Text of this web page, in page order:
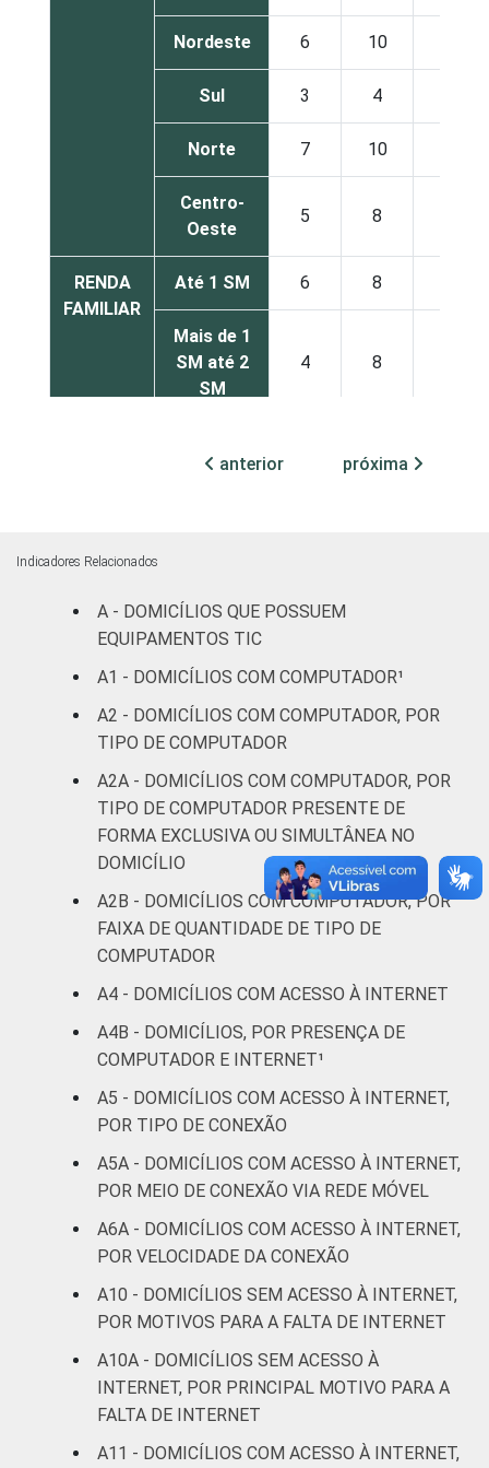
Nordeste 6 10
Sul 3 4
Norte 7 10
Centro-
Oeste
5 8
RENDA
FAMILIAR
Até 1 SM 6 8
Mais de 1
SM até 2
SM
4 8
SM até 3
6
SM
SM até 10
SM
3 4
SM
1 3 6
Não tem
1 6 7
Não sabe 4 4
respondeu
2 2 5
CLASSE
A 0
B 2 4 4
C 4 7 5
DE
do Ponto BR. (2025). Pesquisa sobre o uso
das tecnologias de informação e
comunicação nos domicílios brasileiros: TIC
Domicílios 2025 [Tabelas].
anterior próxima
Indicadores Relacionados
A - DOMICÍLIOS QUE POSSUEM
EQUIPAMENTOS TIC
A1 - DOMICÍLIOS COM COMPUTADOR¹
A2 - DOMICÍLIOS COM COMPUTADOR, POR
TIPO DE COMPUTADOR
A2A - DOMICÍLIOS COM COMPUTADOR, POR
TIPO DE COMPUTADOR PRESENTE DE
FORMA EXCLUSIVA OU SIMULTÂNEA NO
DOMICÍLIO
A2B - DOMICÍLIOS COM COMPUTADOR, POR
FAIXA DE QUANTIDADE DE TIPO DE
COMPUTADOR
A4 - DOMICÍLIOS COM ACESSO À INTERNET
A4B - DOMICÍLIOS, POR PRESENÇA DE
COMPUTADOR E INTERNET¹
A5 - DOMICÍLIOS COM ACESSO À INTERNET,
POR TIPO DE CONEXÃO
A5A - DOMICÍLIOS COM ACESSO À INTERNET,
POR MEIO DE CONEXÃO VIA REDE MÓVEL
A6A - DOMICÍLIOS COM ACESSO À INTERNET,
POR VELOCIDADE DA CONEXÃO
A10 - DOMICÍLIOS SEM ACESSO À INTERNET,
POR MOTIVOS PARA A FALTA DE INTERNET
A10A - DOMICÍLIOS SEM ACESSO À
INTERNET, POR PRINCIPAL MOTIVO PARA A
FALTA DE INTERNET
A11 - DOMICÍLIOS COM ACESSO À INTERNET,